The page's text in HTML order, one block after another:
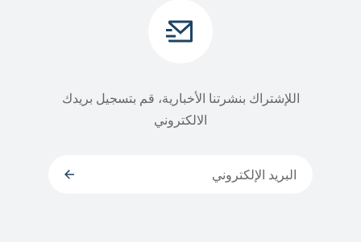
اللإشتراك بنشرتنا الأخبارية، قم بتسجيل بريدك
الالكتروني